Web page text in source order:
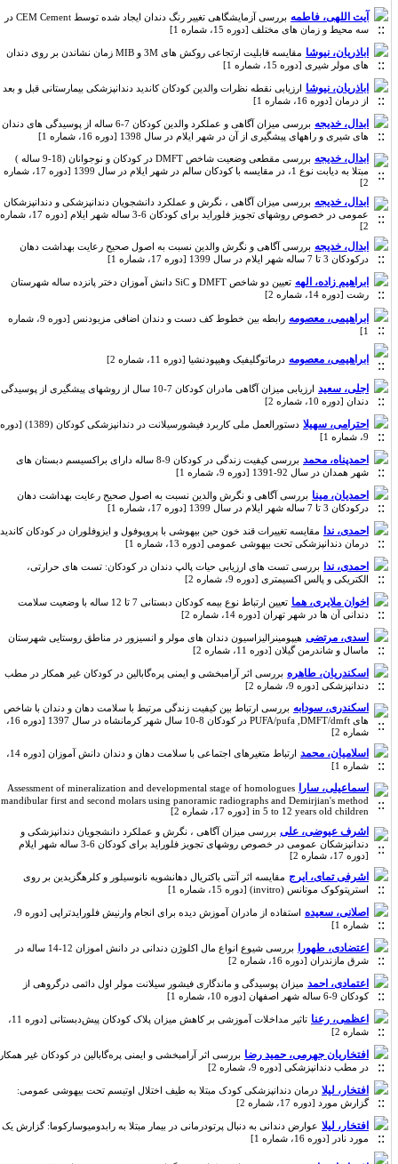
آیت اللهی، فاطمه
بررسی آزمایشگاهی تغییر رنگ دندان ایجاد شده توسط CEM Cement در
سه محیط و زمان های مختلف [دوره 15، شماره 1]
اباذریان، نیوشا
مقایسه قابلیت ارتجاعی روکش های 3M و MIB زمان نشاندن بر روی دندان
های مولر شیری [دوره 15، شماره 1]
اباذریان، نیوشا ارزیابی نقطه نظرات والدین کودکان کاندید دندانپزشکی بیمارستانی قبل و بعد
از درمان [دوره 16، شماره 1]
ابدال، خدیجه
بررسی میزان آگاهی و عملکرد والدین کودکان 7-6 ساله از پوسیدگی های دندان
های شیری و راههای پیشگیری از آن در شهر ایلام در سال 1398 [دوره 16، شماره 1]
ابدال، خدیجه
بررسی مقطعی وضعیت شاخص DMFT در کودکان و نوجوانان (18-9 ساله )
مبتلا به دیابت نوع 1، در مقایسه با کودکان سالم در شهر ایلام در سال 1399 [دوره 17، شماره
2]
ابدال، خدیجه بررسی میزان آگاهی ، نگرش و عملکرد دانشجویان دندانپزشکی و دندانپزشکان
عمومی در خصوص روشهای تجویز فلوراید برای کودکان 6-3 ساله شهر ایلام [دوره 17، شماره
2]
ابدال، خدیجه بررسی آگاهی و نگرش والدین نسبت به اصول صحیح رعایت بهداشت دهان
درکودکان 3 تا 7 ساله شهر ایلام در سال 1399 [دوره 17، شماره 1]
ابراهیم زاده، الهه
تعیین دو شاخص DMFT و SiC دانش آموزان دختر پانزده ساله شهرستان
رشت [دوره 14، شماره 2]
ابراهیمی، معصومه
رابطه بین خطوط کف دست و دندان اضافی مزیودنس [دوره 9، شماره
1]
ابراهیمی، معصومه درماتوگلیفیک وهیپودنشیا [دوره 11، شماره 2]
اجلی، سعید
ارزیابی میزان آگاهی مادران کودکان 7-10 سال از روشهای پیشگیری از پوسیدگی
دندان [دوره 10، شماره 2]
احترامی، سهیلا
دستورالعمل ملی کاربرد فیشورسیلانت در دندانپزشکی کودکان (1389) [دوره
9، شماره 1]
احمدپناه، محمد
بررسی کیفیت زندگی در کودکان 9-8 ساله دارای براکسیسم دبستان های
شهر همدان در سال 92-1391 [دوره 9، شماره 1]
احمدیان، مینا بررسی آگاهی و نگرش والدین نسبت به اصول صحیح رعایت بهداشت دهان
درکودکان 3 تا 7 ساله شهر ایلام در سال 1399 [دوره 17، شماره 1]
احمدی، ندا
مقایسه تغییرات قند خون حین بیهوشی با پروپوفول و ایزوفلوران در کودکان کاندید
درمان دندانپزشکی تحت بیهوشی عمومی [دوره 13، شماره 1]
احمدی، ندا
بررسی تست های ارزیابی حیات پالپ دندان در کودکان: تست های حرارتی،
الکتریکی و پالس اکسیمتری [دوره 9، شماره 2]
اخوان ملایری، هما
تعیین ارتباط نوع بیمه کودکان دبستانی 7 تا 12 ساله با وضعیت سلامت
دندانی آن ها در شهر تهران [دوره 14، شماره 2]
اسدی، مرتضی هیپومینرالیزاسیون دندان های مولر و انسیزور در مناطق روستایی شهرستان
ماسال و شاندرمن گیلان [دوره 11، شماره 2]
اسکندریان، طاهره بررسی اثر آرامبخشی و ایمنی پره‌گابالین در کودکان غیر همکار در مطب
دندانپزشکی [دوره 9، شماره 2]
اسکندری، سودابه بررسی ارتباط بین کیفیت زندگی مرتبط با سلامت دهان و دندان با شاخص
های PUFA/pufa ,DMFT/dmft در کودکان 8-10 سال شهر کرمانشاه در سال 1397 [دوره 16،
شماره 2]
اسلامیان، محمد
ارتباط متغیرهای اجتماعی با سلامت دهان و دندان دانش آموزان [دوره 14،
شماره 1]
اسماعیلی، سارا Assessment of mineralization and developmental stage of homologues
mandibular first and second molars using panoramic radiographs and Demirjian's method
in 5 to 12 years old children [دوره 17، شماره 2]
اشرف عیوضی، علی بررسی میزان آگاهی ، نگرش و عملکرد دانشجویان دندانپزشکی و
دندانپزشکان عمومی در خصوص روشهای تجویز فلوراید برای کودکان 6-3 ساله شهر ایلام
[دوره 17، شماره 2]
اشرفی تمای، ایرج مقایسه اثر آنتی باکتریال دهانشویه نانوسیلور و کلرهگزیدین بر روی
استرپتوکوک موتانس (invitro) [دوره 15، شماره 1]
اصلانی، سعیده
استفاده از مادران آموزش دیده برای انجام وارنیش فلورایدتراپی [دوره 9،
شماره 1]
اعتضادی، طهورا
بررسی شیوع انواع مال اکلوژن دندانی در دانش اموزان 12-14 ساله در
شرق مازندران [دوره 16، شماره 2]
اعتمادی، احمد میزان پوسیدگی و ماندگاری فیشور سیلانت مولر اول دائمی درگروهی از
کودکان 9-6 ساله شهر اصفهان [دوره 10، شماره 1]
اعظمی، رعنا
تاثیر مداخلات آموزشی بر کاهش میزان پلاک کودکان پیش‌دبستانی [دوره 11،
شماره 2]
افتخاریان جهرمی، حمید رضا بررسی اثر آرامبخشی و ایمنی پره‌گابالین در کودکان غیر همکار
در مطب دندانپزشکی [دوره 9، شماره 2]
افتخار، لیلا درمان دندانپزشکی کودک مبتلا به طیف اختلال اوتیسم تحت بیهوشی عمومی:
گزارش مورد [دوره 17، شماره 2]
افتخار، لیلا عوارض دندانی به دنبال پرتودرمانی در بیمار مبتلا به رابدومیوسارکوما: گزارش یک
مورد نادر [دوره 16، شماره 1]